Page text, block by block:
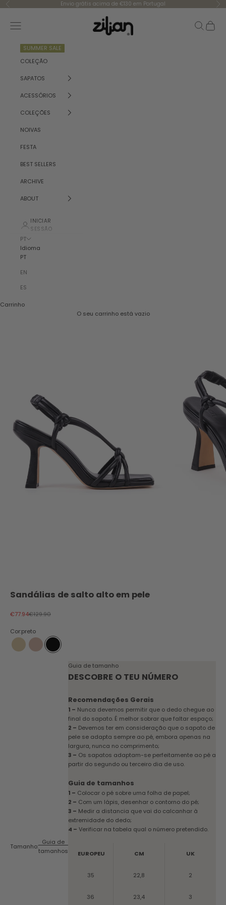
Saltar para o conteúdo
Anterior Envio grátis acima de €130 em Portugal
Zilian
Menu Pesquisar
SUMMER SALE
COLEÇÃO
SAPATOS
ACESSÓRIOS
COLEÇÕES
NOIVAS
FESTA
BEST SELLERS
ARCHIVE
ABOUT
INICIAR
SESSÃO
PT
Idioma
PT
EN
ES
Carrinho
O seu carrinho está vazio
Sandálias de salto alto em pele
Preço promocional
€77.94Preço normal
€129.90
Cor:preto
champanhe
nude preto
Tamanho:
Guia de
tamanhos
Guia de tamanho
DESCOBRE O TEU NÚMERO
Recomendações Gerais
1 – Nunca devemos permitir que o dedo chegue ao
final do sapato. É melhor sobrar que faltar espaço;
2 – Devemos ter em consideração que o sapato de
pele se adapta sempre ao pé, embora apenas na
largura, nunca no comprimento;
3 – Os sapatos adaptam-se perfeitamente ao pé a
partir do segundo ou terceiro dia de uso.
Guia de tamanhos
1 – Colocar o pé sobre uma folha de papel;
2 – Com um lápis, desenhar o contorno do pé;
3 – Medir a distancia que vai do calcanhar à
extremidade do dedo;
4 – Verificar na tabela qual o número pretendido.
EUROPEU CM UK
35 22,8 2
36 23,4 3